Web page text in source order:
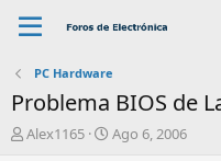
PC Hardware
Problema BIOS de
A
Alex1165
F
Ago 6, 2006